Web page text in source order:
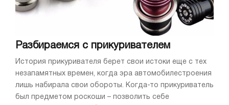
Разбираемся с прикуривателем
История прикуривателя берет свои истоки еще с тех
незапамятных времен, когда эра автомобилестроения
лишь набирала свои обороты. Когда-то прикуриватель
был предметом роскоши – позволить себе